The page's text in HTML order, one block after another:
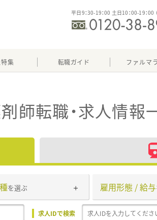
平日9：30-19：00 土日10：00-19：00
集 転職ガイド ファルマ
師転職・求人情報
を選ぶ 雇用形態 / 給与
求人IDで検索